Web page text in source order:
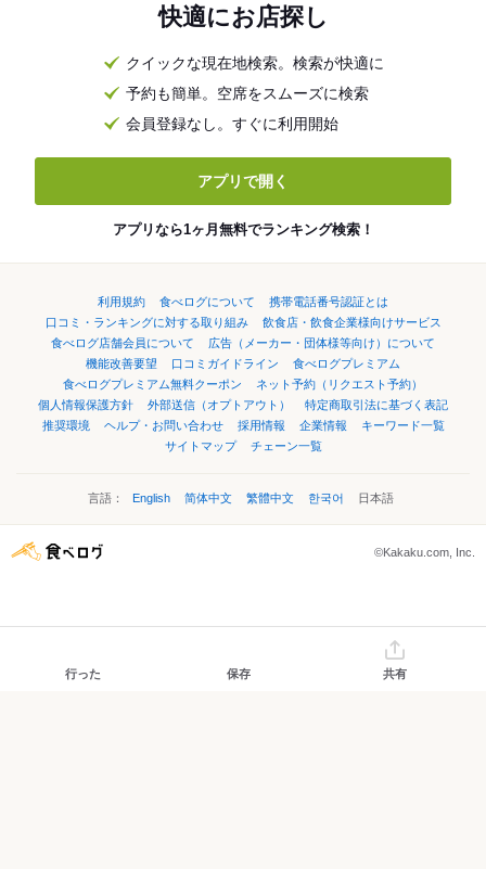
快適にお店探し
クイックな現在地検索。検索が快適に
予約も簡単。空席をスムーズに検索
会員登録なし。すぐに利用開始
アプリで開く
アプリなら1ヶ月無料でランキング検索！
利用規約 食べログについて
携帯電話番号認証とは
口コミ・ランキングに対する取り組み
飲食店・飲食企業様向けサービス
食べログ店舗会員について
広告（メーカー・団体様等向け）について
機能改善要望
口コミガイドライン
食べログプレミアム
食べログプレミアム無料クーポン
ネット予約（リクエスト予約）
個人情報保護方針
外部送信（オプトアウト）
特定商取引法に基づく表記
推奨環境
ヘルプ・お問い合わせ 採用情報 企業情報
キーワード一覧
サイトマップ
チェーン一覧
言語： English 简体中文 繁體中文 한국어 日本語
©Kakaku.com, Inc.
行った 保存 共有